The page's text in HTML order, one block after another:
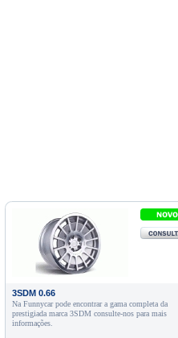
3SDM 0.66
Na Funnycar pode encontrar a gama completa da
prestigiada marca 3SDM consulte-nos para mais
informações.